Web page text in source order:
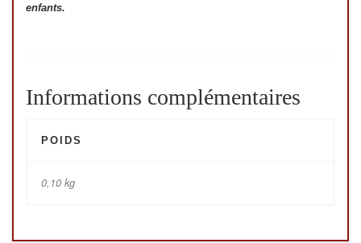
enfants.
Informations complémentaires
POIDS
0,10 kg